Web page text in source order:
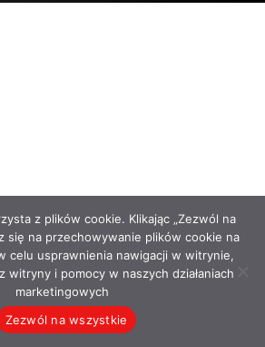
z plików cookie. Klikając „Zezwól na
się na przechowywanie plików cookie na
celu usprawnienia nawigacji w witrynie,
witryny i pomocy w naszych działaniach
marketingowych
Zezwól na wszystkie